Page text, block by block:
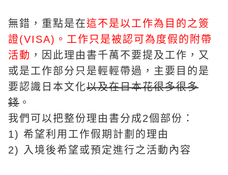
無錯，重點是在這不是以工作為目的之簽
證(VISA)。工作只是被認可為度假的附帶
活動 ，因此理由書千萬不要提及工作，又
或是工作部分只是輕輕帶過，主要目的是
要認識日本文化以及在日本花很多很多
錢 。
我們可以把整份理由書分成2個部份：
1) 希望利用工作假期計劃的理由
2) 入境後希望或預定進行之活動內容